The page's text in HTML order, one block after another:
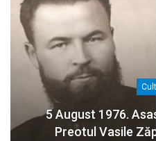
5 August 1976.
Preotul Vasile